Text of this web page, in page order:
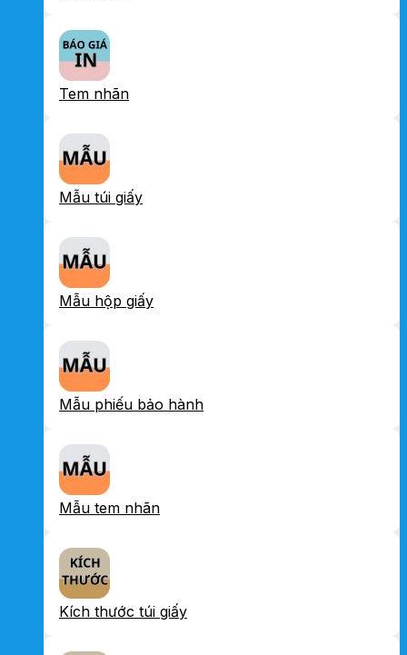
Tem nhãn
Mẫu túi giấy
Mẫu hộp giấy
Mẫu phiếu bảo hành
Mẫu tem nhãn
Kích thước túi giấy